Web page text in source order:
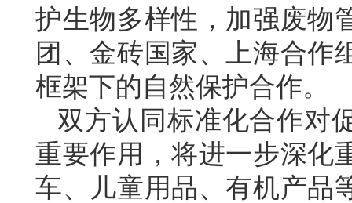
护生物多样性，加强废物
团、金砖国家、上海合作
框架下的自然保护合作。
双方认同标准化合作对
重要作用，将进一步深化
车、儿童用品、有机产品